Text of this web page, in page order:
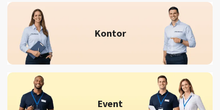
Kontor
Event